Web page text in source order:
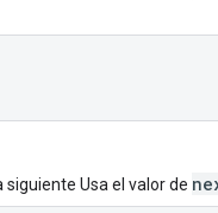
siguiente Usa el valor de